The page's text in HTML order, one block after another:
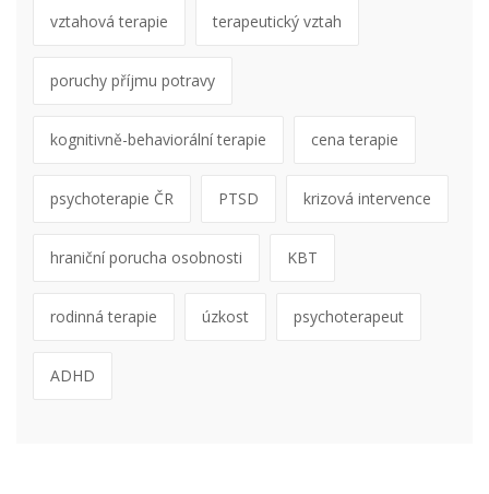
vztahová terapie terapeutický vztah
poruchy příjmu potravy
kognitivně-behaviorální terapie cena terapie
psychoterapie ČR PTSD krizová intervence
hraniční porucha osobnosti KBT
rodinná terapie úzkost psychoterapeut
ADHD